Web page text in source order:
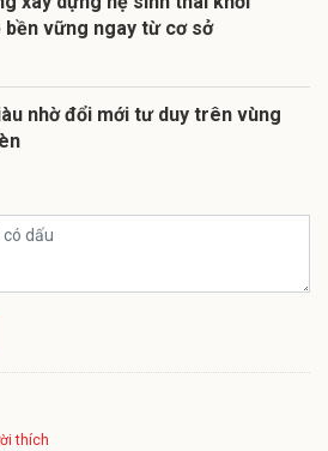
bền vững ngay từ cơ sở
nhờ đổi mới tư duy trên vùng
thích